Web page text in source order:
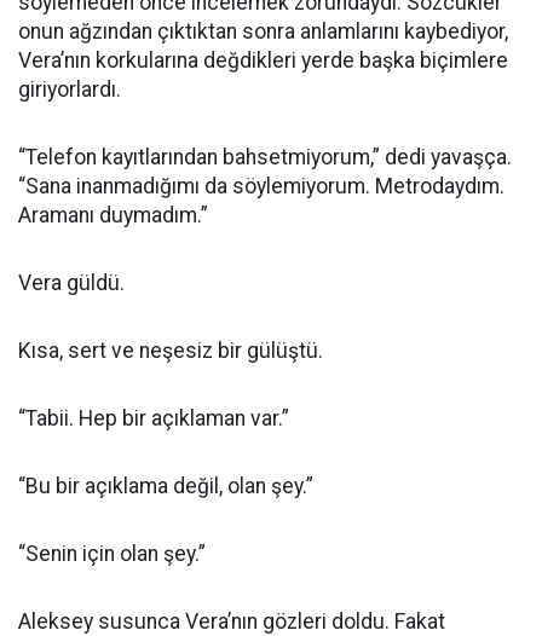
onun ağzından çıktıktan sonra anlamlarını kaybediyor,
Vera’nın korkularına değdikleri yerde başka biçimlere
giriyorlardı.
“Telefon kayıtlarından bahsetmiyorum,” dedi yavaşça.
“Sana inanmadığımı da söylemiyorum. Metrodaydım.
Aramanı duymadım.”
Vera güldü.
Kısa, sert ve neşesiz bir gülüştü.
“Tabii. Hep bir açıklaman var.”
“Bu bir açıklama değil, olan şey.”
“Senin için olan şey.”
Aleksey susunca Vera’nın gözleri doldu. Fakat